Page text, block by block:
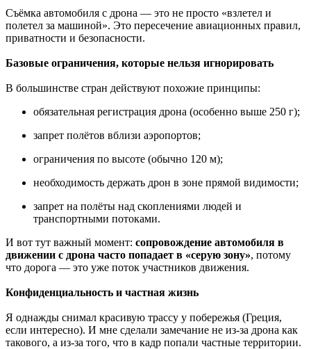
Съёмка автомобиля с дрона — это не просто «взлетел и
полетел за машиной». Это пересечение авиационных правил,
приватности и безопасности.
Базовые ограничения, которые нельзя игнорировать
В большинстве стран действуют похожие принципы:
обязательная регистрация дрона (особенно выше 250 г);
запрет полётов вблизи аэропортов;
ограничения по высоте (обычно 120 м);
необходимость держать дрон в зоне прямой видимости;
запрет на полёты над скоплениями людей и
транспортными потоками.
И вот тут важный момент: сопровождение автомобиля в
движении с дрона часто попадает в «серую зону», потому
что дорога — это уже поток участников движения.
Конфиденциальность и частная жизнь
Я однажды снимал красивую трассу у побережья (Греция,
если интересно). И мне сделали замечание не из-за дрона как
такового, а из-за того, что в кадр попали частные территории.